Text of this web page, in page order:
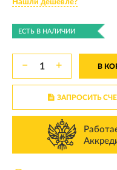
Нашли дешевле?
ЕСТЬ В НАЛИЧИИ
− + В
ЗАПРОСИТЬ